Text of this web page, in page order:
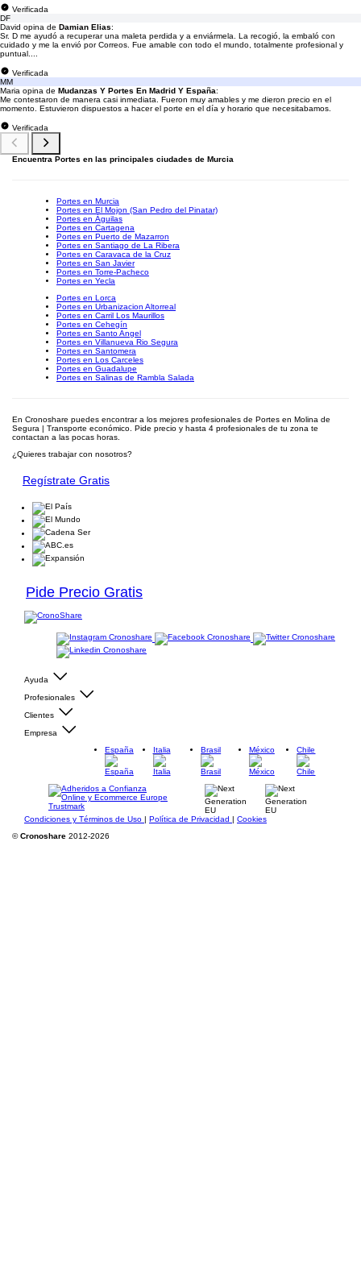
Verificada
DF
David opina de Damian Elias:
Sr. D me ayudó a recuperar una maleta perdida y a enviármela. La recogió, la embaló con
cuidado y me la envió por Correos. Fue amable con todo el mundo, totalmente profesional y
puntual....
Verificada
MM
Maria opina de Mudanzas Y Portes En Madrid Y España:
Me contestaron de manera casi inmediata. Fueron muy amables y me dieron precio en el
momento. Estuvieron dispuestos a hacer el porte en el día y horario que necesitabamos.
Verificada
Encuentra Portes en las principales ciudades de Murcia
Portes en Murcia
Portes en El Mojon (San Pedro del Pinatar)
Portes en Águilas
Portes en Cartagena
Portes en Puerto de Mazarron
Portes en Santiago de La Ribera
Portes en Caravaca de la Cruz
Portes en San Javier
Portes en Torre-Pacheco
Portes en Yecla
Portes en Lorca
Portes en Urbanizacion Altorreal
Portes en Carril Los Maurillos
Portes en Cehegín
Portes en Santo Angel
Portes en Villanueva Rio Segura
Portes en Santomera
Portes en Los Carceles
Portes en Guadalupe
Portes en Salinas de Rambla Salada
En Cronoshare puedes encontrar a los mejores profesionales de Portes en Molina de
Segura | Transporte económico. Pide precio y hasta 4 profesionales de tu zona te
contactan a las pocas horas.
¿Quieres trabajar con nosotros?
Regístrate Gratis
Pide Precio Gratis
Ayuda
Profesionales
Clientes
Empresa
España
Italia Brasil México Chile
Condiciones y Términos de Uso | Política de Privacidad | Cookies
©Cronoshare 2012-2026